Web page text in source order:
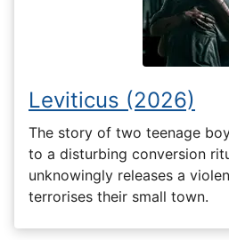
Leviticus (2026)
The story of two teenage
to a disturbing conversion
unknowingly releases a
terrorises their small town.